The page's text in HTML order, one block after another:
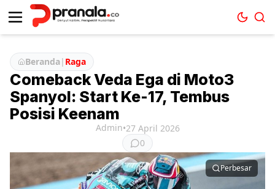
Beranda| Raga
Comeback Veda Ega di Moto3
Spanyol: Start Ke-17, Tembus
Posisi Keenam
Admin•27 April 2026
0
Perbesar